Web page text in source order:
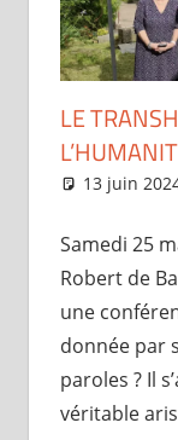
LE
13 juin
Samedi 25
Robert de
une
donnée par
paroles ? Il
véritable